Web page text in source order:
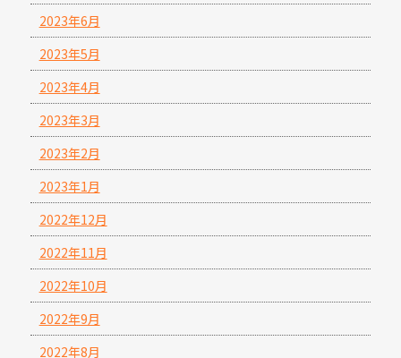
2023年6月
2023年5月
2023年4月
2023年3月
2023年2月
2023年1月
2022年12月
2022年11月
2022年10月
2022年9月
2022年8月